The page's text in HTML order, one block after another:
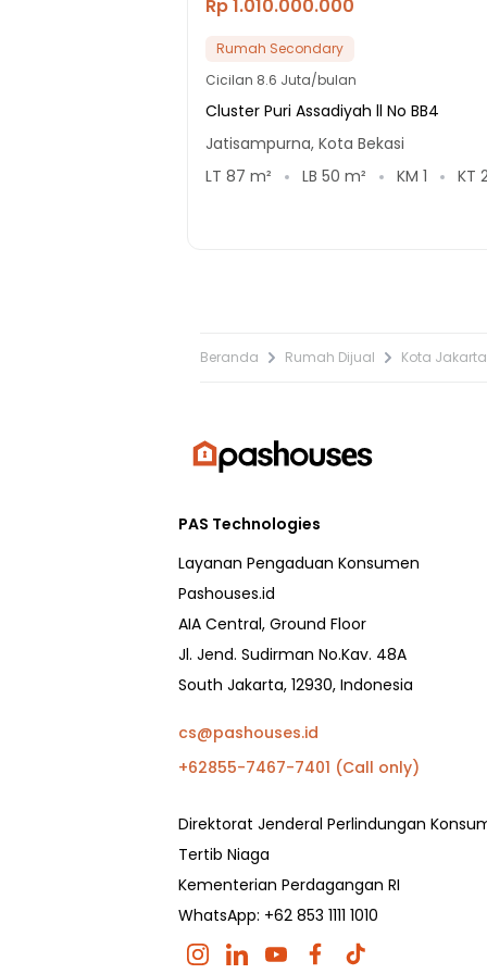
Rp 1.010.000.000
Rumah Secondary
Cicilan 8.6 Juta/bulan
Cluster Puri Assadiyah ll No BB4
Jatisampurna, Kota Bekasi
LT 87 m² LB 50 m² KM 1 KT
Beranda Rumah Dijual Kota
PAS Technologies
Layanan Pengaduan Konsumen
Pashouses.id
AIA Central, Ground Floor
Jl. Jend. Sudirman No.Kav. 48A
South Jakarta, 12930, Indonesia
cs@pashouses.id
+62855-7467-7401 (Call only)
Direktorat Jenderal Perlindungan
Tertib Niaga
Kementerian Perdagangan RI
WhatsApp: +62 853 1111 1010